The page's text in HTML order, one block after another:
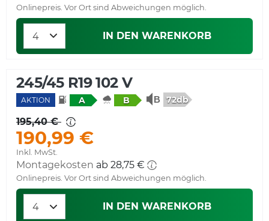
Onlinepreis. Vor Ort sind Abweichungen möglich.
IN DEN WARENKORB
245/45 R19 102 V
AKTION A B 72db
195,40 €
190,99 €
Inkl. MwSt.
Montagekosten ab 28,75 €
Onlinepreis. Vor Ort sind Abweichungen möglich.
IN DEN WARENKORB